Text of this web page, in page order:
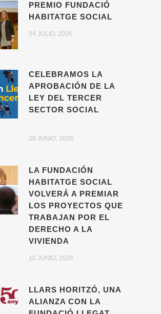
PREMIO FUNDACIÓ
HABITATGE SOCIAL
24 JULIO, 2026
CELEBRAMOS LA
APROBACIÓN DE LA
LEY DEL TERCER
SECTOR SOCIAL
29 JUNIO, 2026
LA FUNDACIÓN
HABITATGE SOCIAL
VOLVERÁ A PREMIAR
LOS PROYECTOS QUE
TRABAJAN POR EL
DERECHO A LA
VIVIENDA
10 JUNIO, 2026
LLARS HORITZÓ, UNA
ALIANZA CON LA